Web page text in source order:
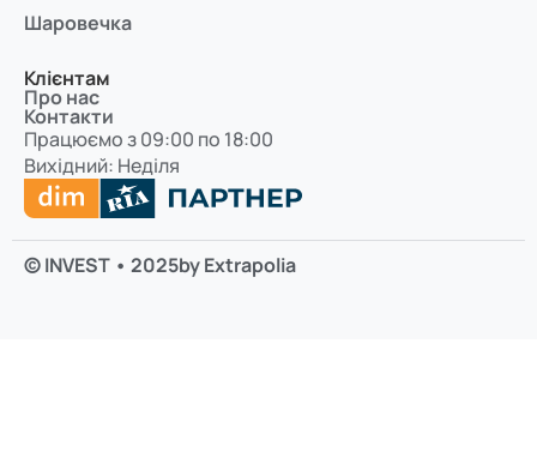
Шаровечка
Клієнтам
Про нас
Контакти
Працюємо з 09:00 по 18:00
Вихідний: Неділя
© INVEST • 2025by Extrapolia